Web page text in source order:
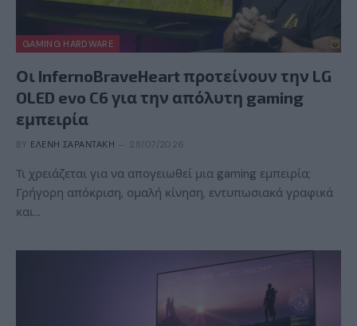
GAMING HARDWARE
Οι InfernoBraveHeart προτείνουν την LG
OLED evo C6 για την απόλυτη gaming
εμπειρία
BY ΕΛΈΝΗ ΣΑΡΑΝΤΆΚΗ 28/07/2026
Τι χρειάζεται για να απογειωθεί μια gaming εμπειρία;
Γρήγορη απόκριση, ομαλή κίνηση, εντυπωσιακά γραφικά
και…